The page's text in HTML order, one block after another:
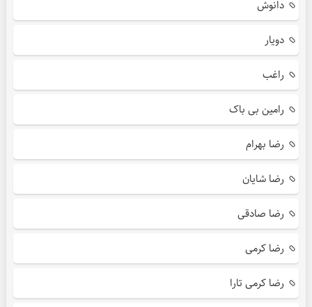
دانوش
دویار
راغب
رامین بی باک
رضا بهرام
رضا شایان
رضا صادقی
رضا کرمی
رضا کرمی تارا